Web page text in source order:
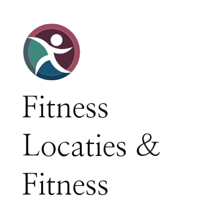
Fitness
Locaties &
Fitness